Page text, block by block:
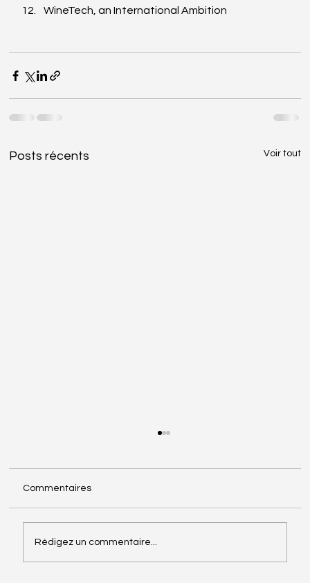
WineTech, an International Ambition
Posts récents Voir tout
Commentaires
Rédigez un commentaire...